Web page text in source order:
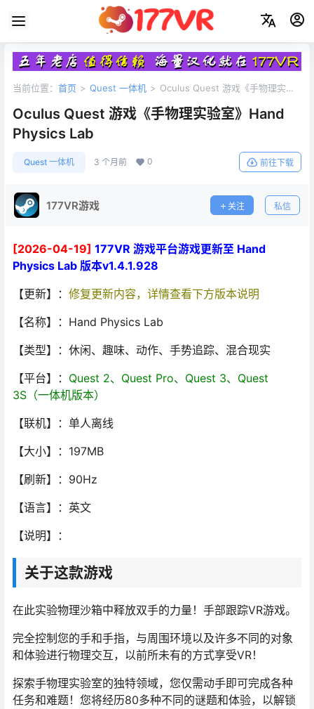
当前位置： 首页 > Quest 一体机 > Oculus Quest 游戏《手物理实验
Oculus Quest 游戏《手物理实验室》Hand
Physics Lab
Quest 一体机 3 个月前 0 前往下载
177VR游戏 关注 私信
[2026-04-19] 177VR 游戏平台游戏更新至 Hand
Physics Lab 版本v1.4.1.928
【更新】： 修复更新内容，详情查看下方版本说明
【名称】：Hand Physics Lab
【类型】：休闲、趣味、动作、手势追踪、混合现实
【平台】： Quest 2、Quest Pro、Quest 3、Quest
3S（一体机版本）
【联机】：单人离线
【大小】：197MB
【刷新】：90Hz
【语言】：英文
【说明】：
关于这款游戏
在此实验物理沙箱中释放双手的力量！手部跟踪VR游戏。
完全控制您的手和手指，与周围环境以及许多不同的对象
和体验进行物理交互，以前所未有的方式享受VR！
探索手物理实验室的独特领域，您仅需动手即可完成各种
任务和难题！您将经历80多种不同的谜题和体验，以解锁